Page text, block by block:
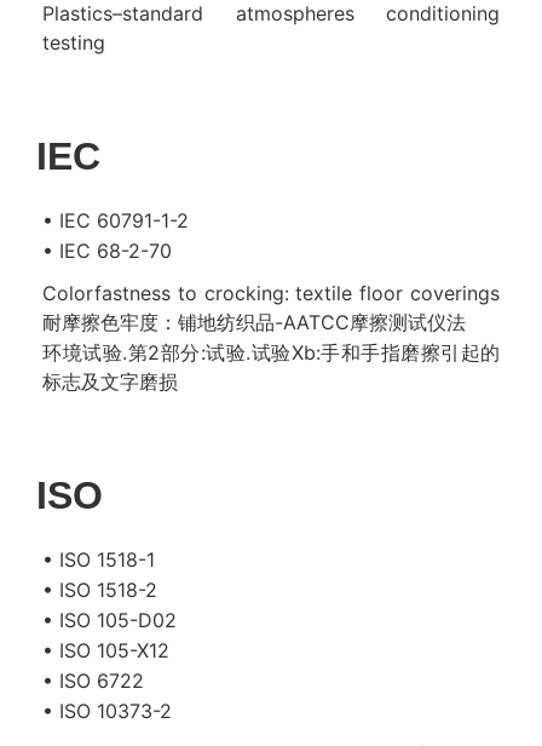
Plastics–standard atmospheres conditioning
testing
IEC
• IEC 60791-1-2
• IEC 68-2-70
Colorfastness to crocking: textile floor coverings
耐摩擦色牢度：铺地纺织品-AATCC摩擦测试仪法
环境试验.第2部分:试验.试验Xb:手和手指磨擦引起的
标志及文字磨损
ISO
• ISO 1518-1
• ISO 1518-2
• ISO 105-D02
• ISO 105-X12
• ISO 6722
• ISO 10373-2